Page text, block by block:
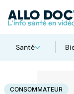
Santé
AccueilSanté
CONSOMMATEUR